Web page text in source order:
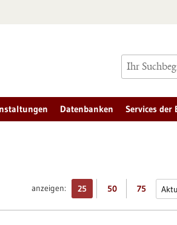
Datenbanken Services der
anzeigen: 25 50 75